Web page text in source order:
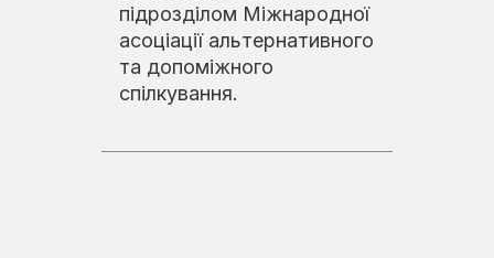
підрозділом Міжнародної
асоціації альтернативного
та допоміжного
спілкування.